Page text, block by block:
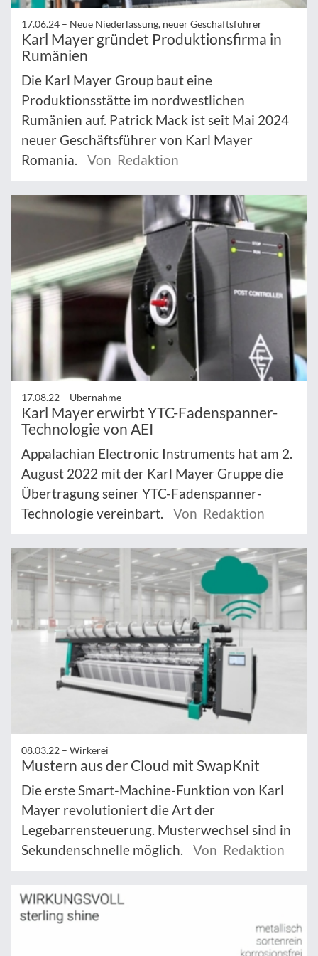
17.06.24 – Neue Niederlassung, neuer Geschäftsführer
Karl Mayer gründet Produktionsfirma in
Rumänien
Die Karl Mayer Group baut eine
Produktionsstätte im nordwestlichen
Rumänien auf. Patrick Mack ist seit Mai 2024
neuer Geschäftsführer von Karl Mayer
Romania.
Von Redaktion
17.08.22 – Übernahme
Karl Mayer erwirbt YTC-Fadenspanner-
Technologie von AEI
Appalachian Electronic Instruments hat am 2.
August 2022 mit der Karl Mayer Gruppe die
Übertragung seiner YTC-Fadenspanner-
Technologie vereinbart.
Von Redaktion
08.03.22 – Wirkerei
Mustern aus der Cloud mit SwapKnit
Die erste Smart-Machine-Funktion von Karl
Mayer revolutioniert die Art der
Legebarrensteuerung. Musterwechsel sind in
Sekundenschnelle möglich.
Von Redaktion